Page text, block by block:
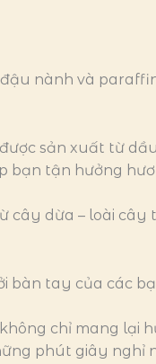
đậu nành và
sản xuất từ
bạn tận hưởng
cây dừa – loài
bàn tay của các
chỉ mang lại
phút giây nghỉ